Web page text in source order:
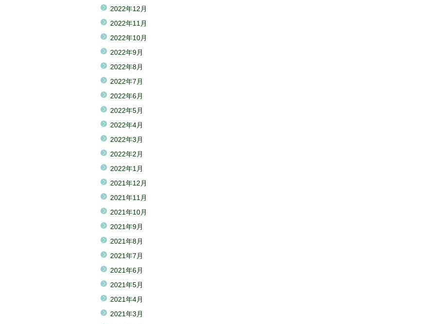
2022年12月
2022年11月
2022年10月
2022年9月
2022年8月
2022年7月
2022年6月
2022年5月
2022年4月
2022年3月
2022年2月
2022年1月
2021年12月
2021年11月
2021年10月
2021年9月
2021年8月
2021年7月
2021年6月
2021年5月
2021年4月
2021年3月